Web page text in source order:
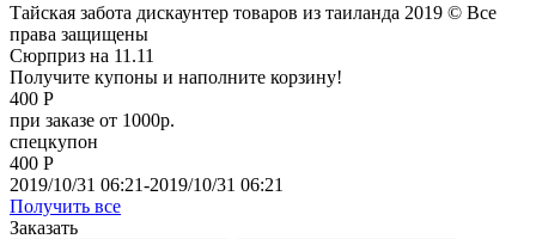
Тайская забота дискаунтер товаров из таиланда 2019 © Все
права защищены
Сюрприз на 11.11
Получите купоны и наполните корзину!
400 Р
при заказе от 1000р.
спецкупон
400 Р
2019/10/31 06:21-2019/10/31 06:21
Получить все
Заказать